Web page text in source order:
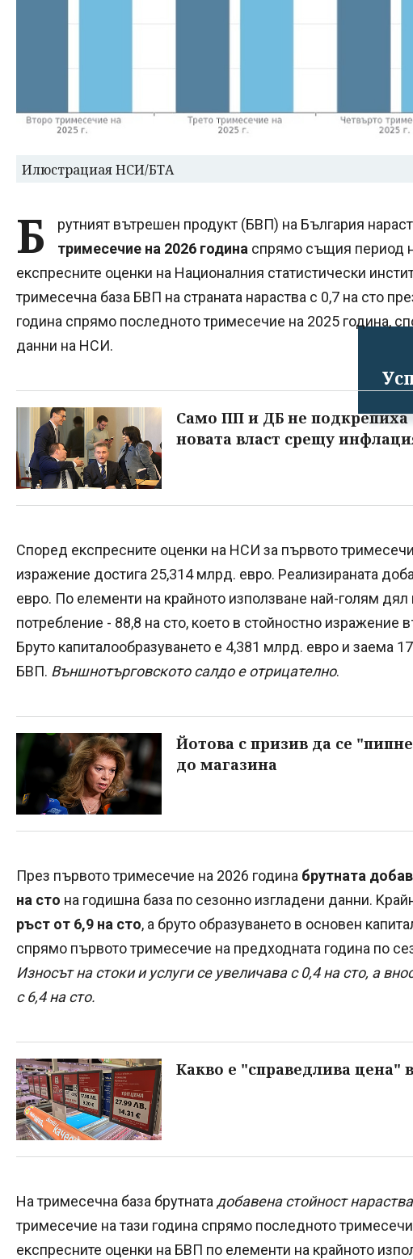
Илюстрациая НСИ/БТА
Б рутният вътрешен продукт (БВП) на България
тримесечие на 2026 година спрямо същия период
експресните оценки на Националния статистически
тримесечна база БВП на страната нараства с 0,7 на сто
година спрямо последното тримесечие на 2025 година,
данни на НСИ.
Само ПП и ДБ не
новата власт срещу
Според експресните оценки на НСИ за първото
изражение достига 25,314 млрд. евро. Реализираната
евро. По елементи на крайното използване най-голям
потребление - 88,8 на сто, което в стойностно изражение
Бруто капиталообразуването е 4,381 млрд. евро и заема
БВП. Външнотърговското салдо е отрицателно.
Йотова с призив да се
до магазина
През първото тримесечие на 2026 година брутната
на сто на годишна база по сезонно изгладени данни.
ръст от 6,9 на сто, а бруто образуването в основен
спрямо първото тримесечие на предходната година по
Износът на стоки и услуги се увеличава с 0,4 на сто, a
с 6,4 на сто.
Какво е "справедлива цена"
На тримесечна база брутната добавена стойност
тримесечие на тази година спрямо последното
експресните оценки на БВП по елементи на крайното